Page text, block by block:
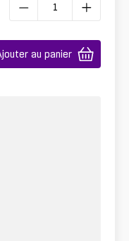
au panier